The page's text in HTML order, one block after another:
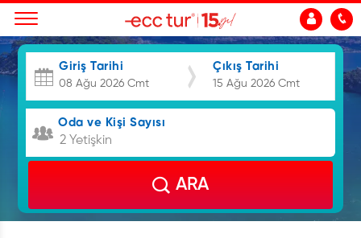
Giriş Tarihi Çıkış Tarihi
Oda ve Kişi Sayısı
2 Yetişkin
ARA